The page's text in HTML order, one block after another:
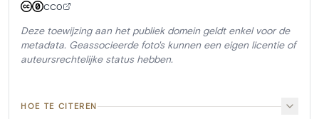
CC0
Deze toewijzing aan het publiek domein geldt enkel voor de
metadata. Geassocieerde foto's kunnen een eigen licentie of
auteursrechtelijke status hebben.
HOE TE CITEREN